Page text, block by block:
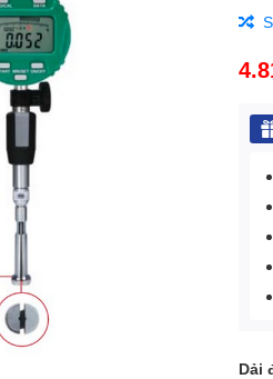
Dải